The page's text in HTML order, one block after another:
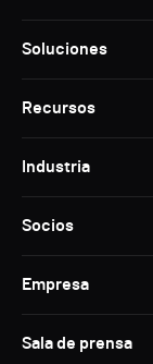
Soluciones
Recursos
Industria
Socios
Empresa
Sala de prensa